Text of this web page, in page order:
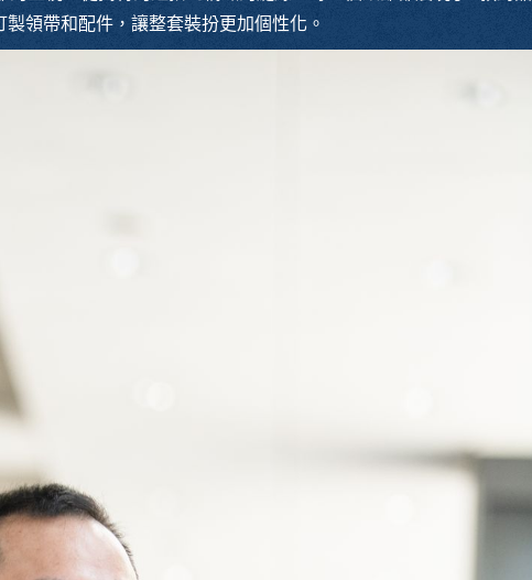
領帶和配件，讓整套裝扮更加個性化。